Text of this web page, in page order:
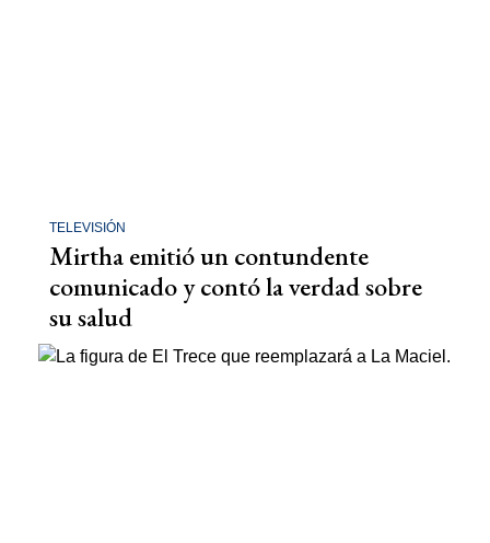
TELEVISIÓN
Mirtha emitió un contundente
comunicado y contó la verdad sobre
su salud